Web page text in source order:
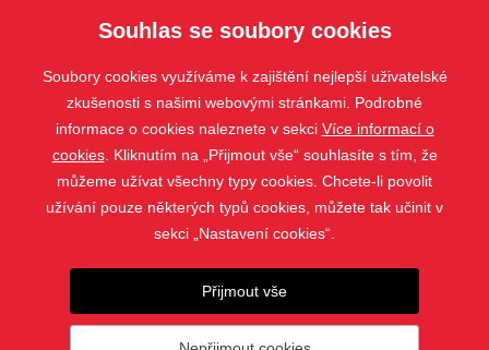
KONTAKT
Souhlas se soubory cookies
Soubory cookies využíváme k zajištění nejlepší uživatelské
zkušenosti s našimi webovými stránkami. Podrobné
informace o cookies naleznete v sekci Více informací o
cookies. Kliknutím na „Přijmout vše“ souhlasíte s tím, že
můžeme užívat všechny typy cookies. Chcete-li povolit
užívání pouze některých typů cookies, můžete tak učinit v
sekci „Nastavení cookies“.
Přijmout vše